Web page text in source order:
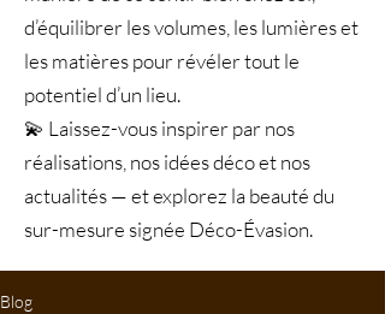
d’équilibrer les volumes, les lumières et
les matières pour révéler tout le
potentiel d’un lieu.
💫 Laissez-vous inspirer par nos
réalisations, nos idées déco et nos
actualités — et explorez la beauté du
sur-mesure signée Déco-Évasion.
Blog